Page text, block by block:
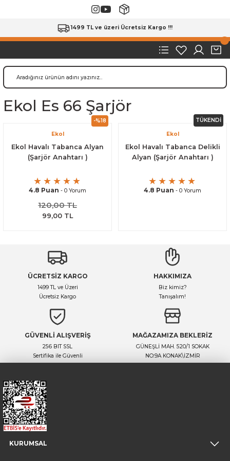
1499 TL ve üzeri Ücretsiz Kargo !!!
Ekol Es 66 Şarjör
-%18
Ekol
Ekol Havalı Tabanca Alyan
(Şarjör Anahtarı )
4.8 Puan - 0 Yorum
120,00 TL
99,00 TL
TÜKENDİ
Ekol
Ekol Havalı Tabanca Delikli
Alyan (Şarjör Anahtarı )
4.8 Puan - 0 Yorum
ÜCRETSİZ KARGO
1499 TL ve Üzeri
Ücretsiz Kargo
HAKKIMIZA
Biz kimiz?
Tanışalım!
GÜVENLİ ALIŞVERİŞ
256 BIT SSL
Sertifika ile Güvenli
MAĞAZAMIZA BEKLERİZ
GÜNEŞLİ MAH. 520/1 SOKAK
NO:9A KONAK\İZMİR
KURUMSAL